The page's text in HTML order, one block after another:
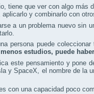
tiene que ver con algo más
y combinarlo con
a un problema nuevo sin
persona puede
estudios, puede
este pensamiento y pone
y SpaceX, el nombre de la
con una capacidad poco